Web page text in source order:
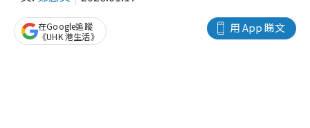
用 App 睇文
在Google追蹤
《UHK 港生活》